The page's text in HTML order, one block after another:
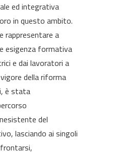
ed integrativa
in questo ambito.
rappresentare a
esigenza formativa
e dai lavoratori a
della riforma
è stata
del
lasciando ai singoli